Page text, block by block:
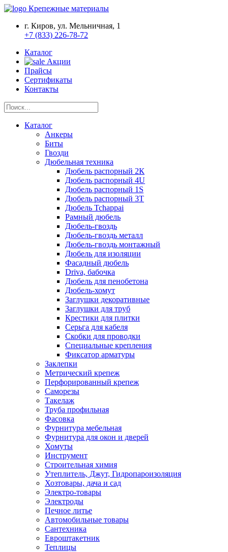
Крепежные материалы
г. Киров, ул. Мельничная, 1
+7 (833) 226-78-72
Каталог
Акции
Прайсы
Сертификаты
Контакты
Каталог
Анкеры
Биты
Гвозди
Дюбельная техника
Дюбель распорный 2К
Дюбель распорный 4U
Дюбель распорный 1S
Дюбель распорный 3Т
Дюбель Tchappai
Рамный дюбель
Дюбель-гвоздь
Дюбель-гвоздь металл
Дюбель-гвоздь монтажный
Дюбель для изоляции
Фасадный дюбель
Driva, бабочка
Дюбель для пенобетона
Дюбель-хомут
Заглушки декоративные
Заглушки для труб
Крестики для плитки
Серьга для кабеля
Скобки для проводки
Специальные крепления
Фиксатор арматуры
Заклепки
Метрический крепеж
Перфорированный крепеж
Саморезы
Такелаж
Труба профильная
Фасовка
Фурнитура мебельная
Фурнитура для окон и дверей
Хомуты
Инструмент
Строительная химия
Утеплитель, Джут, Гидропароизоляция
Хозтовары, дача и сад
Электро-товары
Электроды
Печное литье
Автомобильные товары
Сантехника
Евроштакетник
Теплицы